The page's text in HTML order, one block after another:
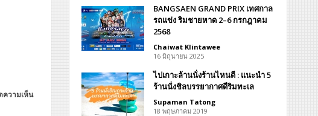
ความเห็นบน
BANGSAEN GRAND PRIX เทศกาล
รถแข่ง ริมชายหาด 2–6 กรกฎาคม
2568
Chaiwat Klintawee
16 มิถุนายน 2025
ไปเกาะล้านนั่งร้านไหนดี : แนะนำ 5
ร้านนั่งชิลบรรยากาศดีริมทะเล
Supaman Tatong
18 พฤษภาคม 2019